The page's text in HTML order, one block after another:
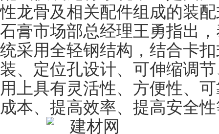
性龙骨及相关配件组成的装
石膏市场部总经理王勇指出
统采用全轻钢结构，结合卡
装、定位孔设计、可伸缩调
用上具有灵活性、方便性、
成本、提高效率、提高安全